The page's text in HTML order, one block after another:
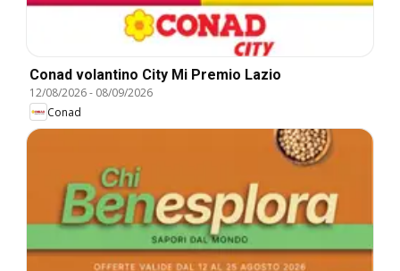
Conad volantino City Mi Premio Lazio
12/08/2026- 08/09/2026
Conad